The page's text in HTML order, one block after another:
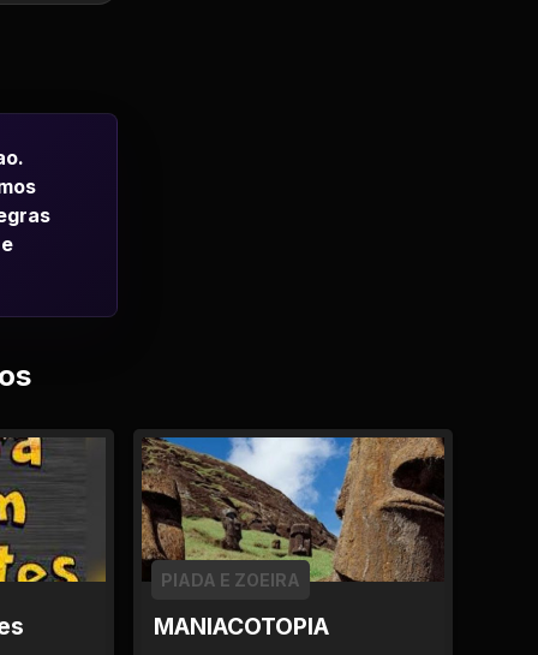
MANIACOTOPIA
PIADA E ZOEIRA